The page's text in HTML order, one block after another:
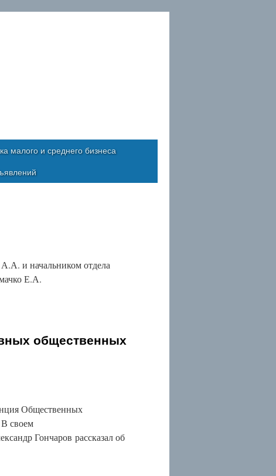
малого и среднего бизнеса
и начальником отдела
Е.А.
общественных
Общественных
своем
Гончаров рассказал об